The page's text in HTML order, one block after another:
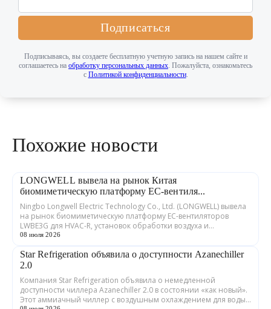
Подписаться
Подписываясь, вы создаете бесплатную учетную запись на нашем сайте и
соглашаетесь на обработку персональных данных . Пожалуйста, ознакомьтесь
с Политикой конфиденциальности.
Похожие новости
LONGWELL вывела на рынок Китая
биомиметическую платформу EC-вентиля...
Ningbo Longwell Electric Technology Co., Ltd. (LONGWELL) вывела
на рынок биомиметическую платформу EC-вентиляторов
LWBE3G для HVAC-R, установок обработки воздуха и
охлаждения дата-центров. Как сооб...
08 июля 2026
Star Refrigeration объявила о доступности Azanechiller
2.0
Компания Star Refrigeration объявила о немедленной
доступности чиллера Azanechiller 2.0 в состоянии «как новый».
Этот аммиачный чиллер с воздушным охлаждением для воды/